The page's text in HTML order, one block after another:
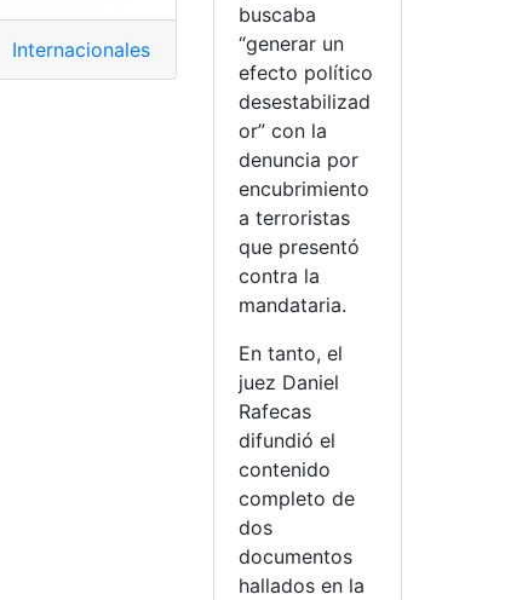
Internacionales
buscaba
“generar un
efecto político
desestabilizad
or” con la
denuncia por
encubrimiento
a terroristas
que presentó
contra la
mandataria.
En tanto, el
juez Daniel
Rafecas
difundió el
contenido
completo de
dos
documentos
hallados en la